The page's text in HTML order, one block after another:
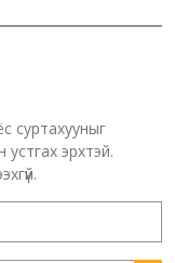
суртахууныг
эрхтэй.